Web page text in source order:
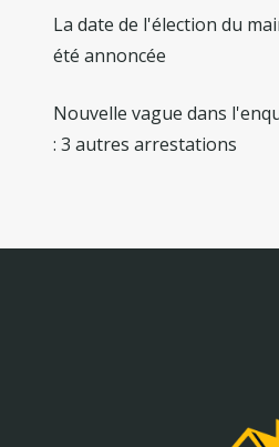
La date de l'élection du
été annoncée
Nouvelle vague dans
: 3 autres arrestations